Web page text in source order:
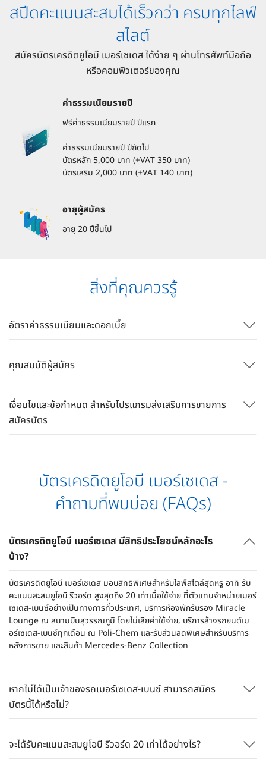
สปีดคะแนนสะสมได้เร็วกว่า ครบทุกไลฟ์
สไลต์
สมัครบัตรเครดิตยูโอบี เมอร์เซเดส ได้ง่าย ๆ ผ่านโทรศัพท์มือถือ
หรือคอมพิวเตอร์ของคุณ
ค่าธรรมเนียมรายปี
ฟรีค่าธรรมเนียมรายปี ปีแรก
ค่าธรรมเนียมรายปี ปีถัดไป
บัตรหลัก 5,000 บาท (+VAT 350 บาท)
บัตรเสริม 2,000 บาท (+VAT 140 บาท)
อายุผู้สมัคร
อายุ 20 ปีขึ้นไป
สิ่งที่คุณควรรู้
อัตราค่าธรรมเนียมและดอกเบี้ย
คุณสมบัติผู้สมัคร
เงื่อนไขและข้อกำหนด สำหรับโปรแกรมส่งเสริมการขายการ
สมัครบัตร
บัตรเครดิตยูโอบี เมอร์เซเดส -
คำถามที่พบบ่อย (FAQs)
บัตรเครดิตยูโอบี เมอร์เซเดส มีสิทธิประโยชน์หลักอะไร
บ้าง?
บัตรเครดิตยูโอบี เมอร์เซเดส มอบสิทธิพิเศษสำหรับไลฟ์สไตล์สุดหรู อาทิ รับ
คะแนนสะสมยูโอบี รีวอร์ด สูงสุดถึง 20 เท่าเมื่อใช้จ่าย ที่ตัวแทนจำหน่ายเมอร์
เซเดส-เบนซ์อย่างเป็นทางการทั่วประเทศ, บริการห้องพักรับรอง Miracle
Lounge ณ สนามบินสุวรรณภูมิ โดยไม่เสียค่าใช้จ่าย, บริการล้างรถยนต์เม
อร์เซเดส-เบนซ์ทุกเดือน ณ Poli-Chem และรับส่วนลดพิเศษสำหรับบริการ
หลังการขาย และสินค้า Mercedes-Benz Collection
หากไม่ได้เป็นเจ้าของรถเมอร์เซเดส-เบนซ์ สามารถสมัคร
บัตรนี้ได้หรือไม่?
จะได้รับคะแนนสะสมยูโอบี รีวอร์ด 20 เท่าได้อย่างไร?